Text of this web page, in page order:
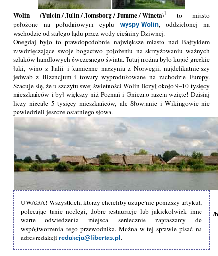
Wolin (Yuloin / Julin / Jomsborg / Jumme / Wineta)1
to miasto
położone na południowym cyplu
wyspy Wolin, oddzielonej na
wschodzie od stałego lądu przez wody cieśniny Dziwnej.
Onegdaj było to prawdopodobnie największe miasto nad Bałtykiem
zawdzięczające swoje bogactwo położeniu na skrzyżowaniu ważnych
szlaków handlowych ówczesnego świata. Tutaj można było kupić greckie
łuki, wino z Italii i kamienne naczynia z Norwegii, najdelikatniejszy
jedwab z Bizancjum i towary wyprodukowane na zachodzie Europy.
Szacuje się, że u szczytu swej świetności Wolin liczył około 9–10 tysięcy
mieszkańców i był większy niż Poznań i Gniezno razem wzięte! Dzisiaj
liczy niecałe 5 tysięcy mieszkańców, ale Słowianie i Wikingowie nie
powiedzieli jeszcze ostatniego słowa.
UWAGA! Wszystkich, którzy chcieliby uzupełnić poniższy artykuł,
polecając tanie noclegi, dobre restauracje lub jakiekolwiek inne
warte odwiedzenia miejsca, serdecznie zapraszamy do
współtworzenia tego przewodnika. Można w tej sprawie pisać na
adres redakcjiredakcja@libertas.pl .
/